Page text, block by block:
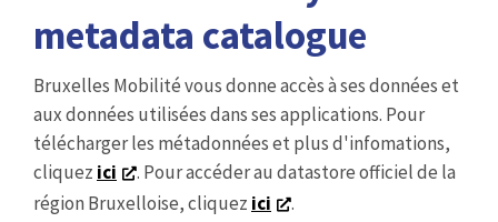
metadata catalogue
Bruxelles Mobilité vous donne accès à ses données et
aux données utilisées dans ses applications. Pour
télécharger les métadonnées et plus d'infomations,
cliquez ici
. Pour accéder au datastore officiel de la
région Bruxelloise, cliquez ici .